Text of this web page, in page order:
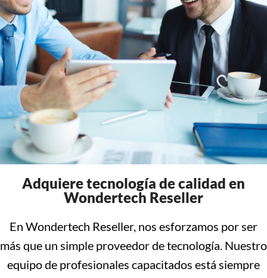
Adquiere tecnología de calidad en
Wondertech Reseller
En Wondertech Reseller, nos esforzamos por ser
más que un simple proveedor de tecnología. Nuestro
equipo de profesionales capacitados está siempre